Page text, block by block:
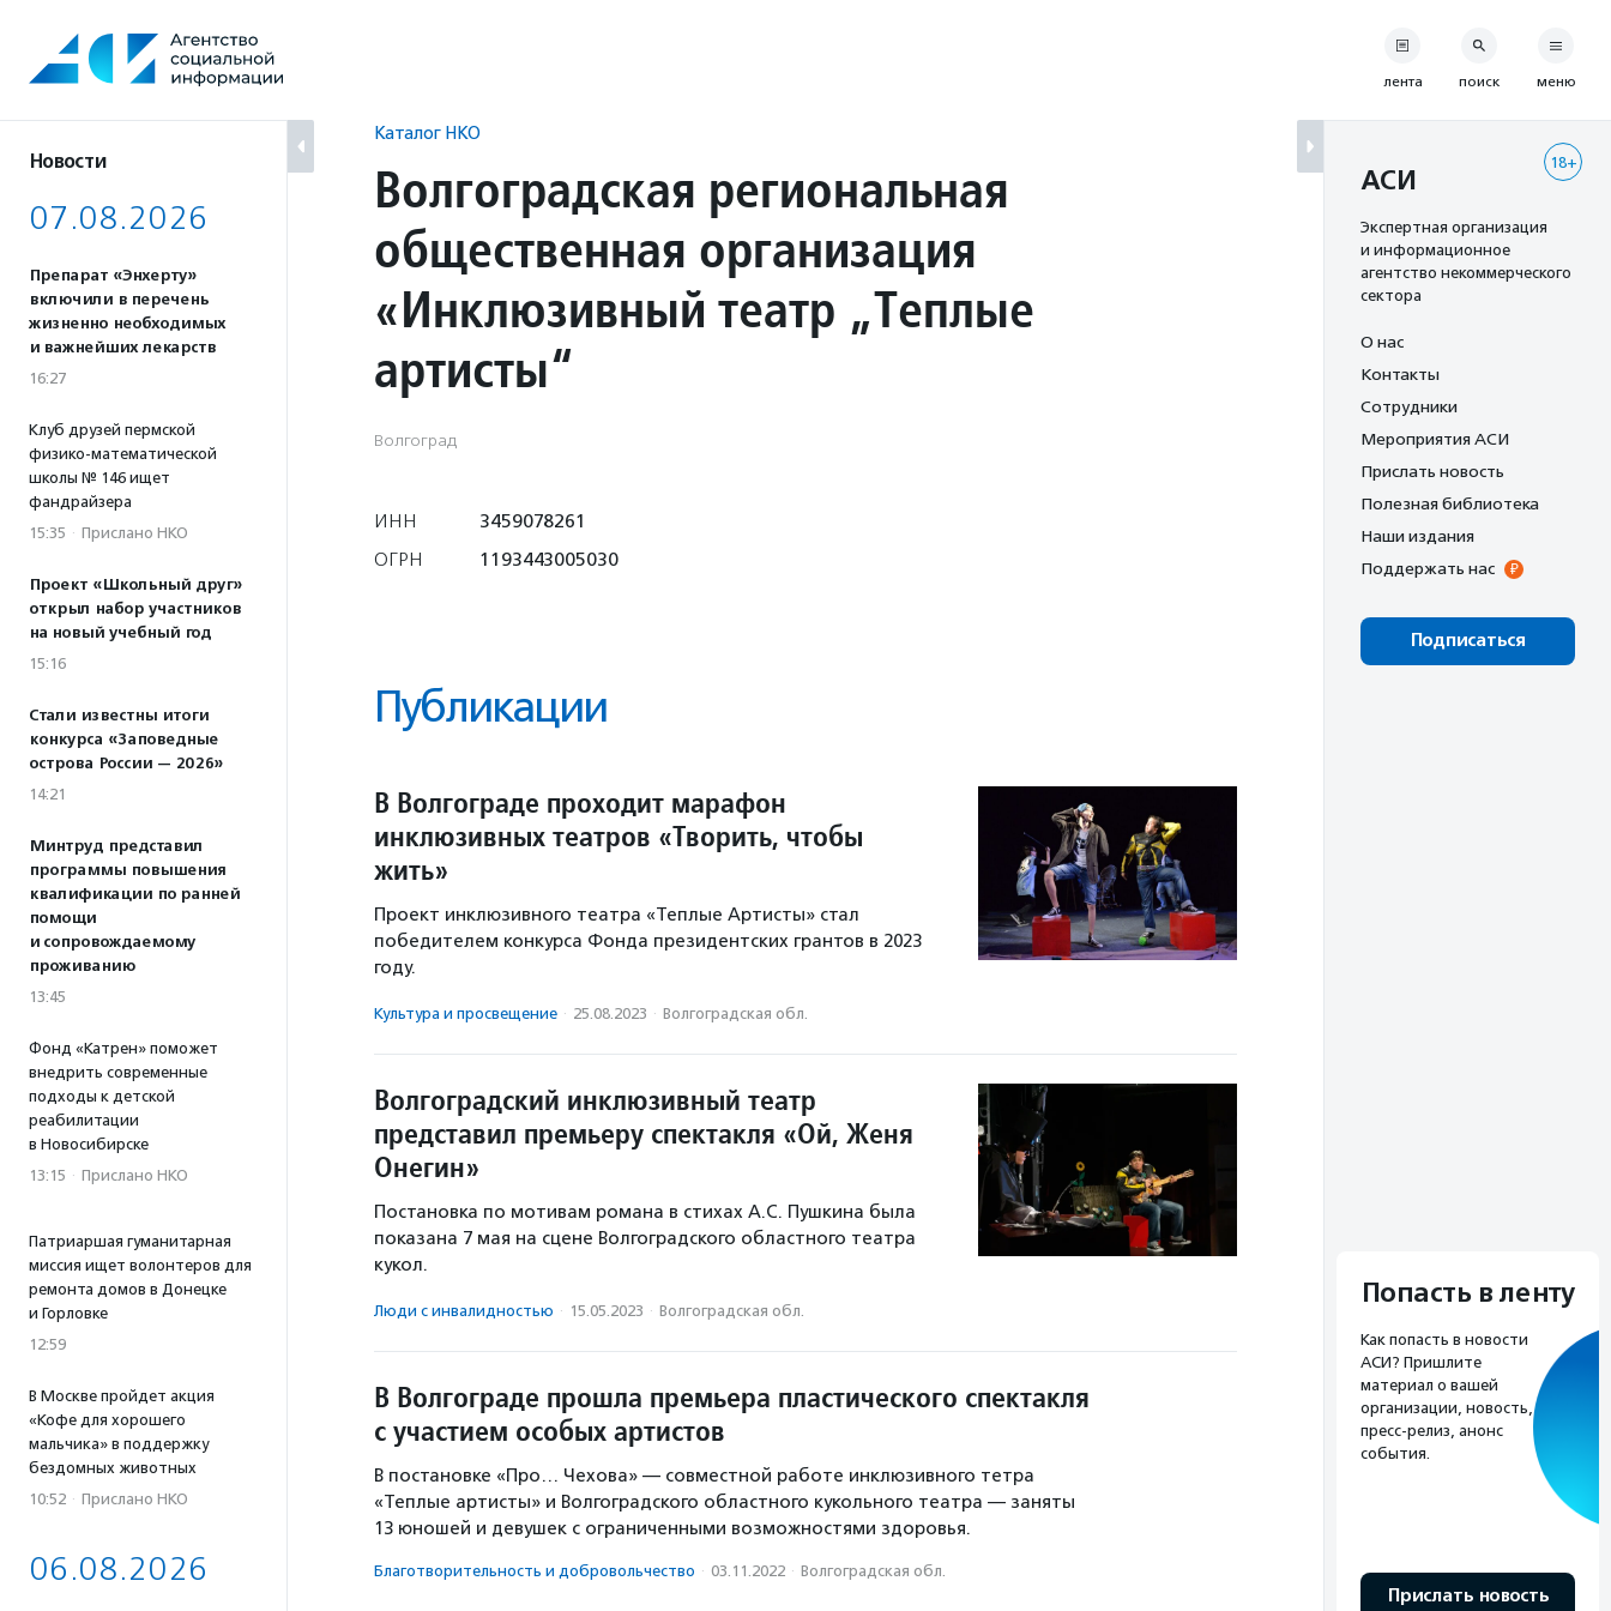
содержанию
Новости
07.08.2026
Препарат «Энхерту»
включили в перечень
жизненно необходимых
и важнейших лекарств
16:27
Клуб друзей пермской
физико-математической
школы № 146 ищет
фандрайзера
15:35 · Прислано НКО
Проект «Школьный друг»
открыл набор участников
на новый учебный год
15:16
Стали известны итоги
конкурса «Заповедные
острова России — 2026»
14:21
Минтруд представил
программы повышения
квалификации по ранней
помощи
и сопровождаемому
проживанию
13:45
Фонд «Катрен» поможет
внедрить современные
подходы к детской
реабилитации
в Новосибирске
13:15 · Прислано НКО
Патриаршая гуманитарная
миссия ищет волонтеров для
ремонта домов в Донецке
и Горловке
12:59
В Москве пройдет акция
«Кофе для хорошего
мальчика» в поддержку
бездомных животных
10:52 · Прислано НКО
06.08.2026
Каталог НКО
Волгоградская региональная
общественная организация
«Инклюзивный театр „Теплые
артисты“
Волгоград
ИНН
3459078261
ОГРН
1193443005030
Публикации
В Волгограде проходит марафон
инклюзивных театров «Творить, чтобы
жить»
Проект инклюзивного театра «Теплые Артисты» стал
победителем конкурса Фонда президентских грантов в 2023
году.
Культура и просвещение · 25.08.2023 · Волгоградская обл.
Волгоградский инклюзивный театр
представил премьеру спектакля «Ой, Женя
Онегин»
Постановка по мотивам романа в стихах А.С. Пушкина была
показана 7 мая на сцене Волгоградского областного театра
кукол.
Люди с инвалидностью · 15.05.2023 · Волгоградская обл.
В Волгограде прошла премьера пластического спектакля
с участием особых артистов
В постановке «Про… Чехова» — совместной работе инклюзивного тетра
«Теплые артисты» и Волгоградского областного кукольного театра — заняты
13 юношей и девушек с ограниченными возможностями здоровья.
Благотвори­тель­ность и доброволь­чест­во · 03.11.2022 · Волгоградская обл.
лента поиск меню
18+
АСИ
Экспертная организация
и информационное
агентство некоммерческого
сектора
О нас
Контакты
Сотрудники
Мероприятия АСИ
Прислать новость
Полезная библиотека
Наши издания
Поддержать нас
Подписаться
Попасть в ленту
Как попасть в новости
АСИ? Пришлите
материал о вашей
организации, новость,
пресс-релиз, анонс
события.
Прислать новость